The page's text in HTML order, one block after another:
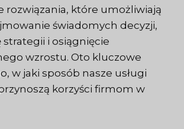
rozwiązania, które umożliwiają
świadomych decyzji,
i osiągnięcie
wzrostu. Oto kluczowe
w jaki sposób nasze usługi
korzyści firmom w